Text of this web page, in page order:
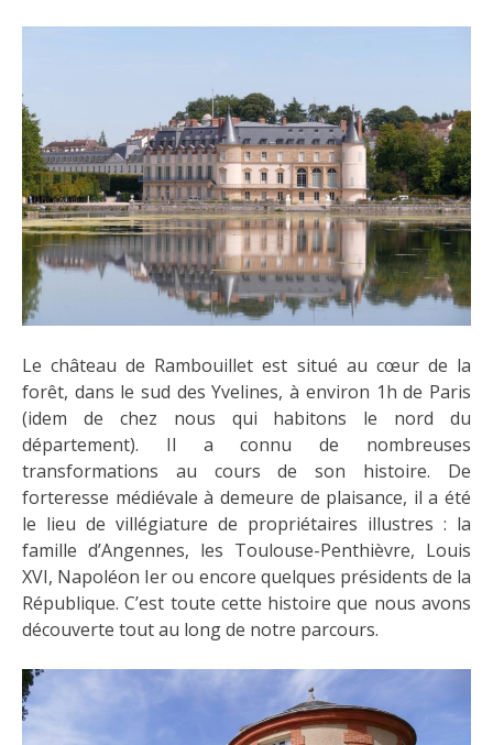
Le château de Rambouillet est situé au cœur de la
forêt, dans le sud des Yvelines, à environ 1h de Paris
(idem de chez nous qui habitons le nord du
département). Il a connu de nombreuses
transformations au cours de son histoire. De
forteresse médiévale à demeure de plaisance, il a été
le lieu de villégiature de propriétaires illustres : la
famille d’Angennes, les Toulouse-Penthièvre, Louis
XVI, Napoléon Ier ou encore quelques présidents de la
République. C’est toute cette histoire que nous avons
découverte tout au long de notre parcours.